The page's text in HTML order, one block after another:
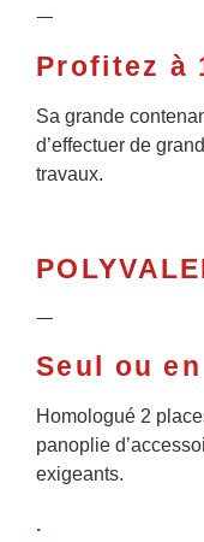
ᅳ
Profitez à
Sa grande
d’effectuer de
travaux.
ᅳ
Seul ou
Homologué 2
panoplie
exigeants.
.